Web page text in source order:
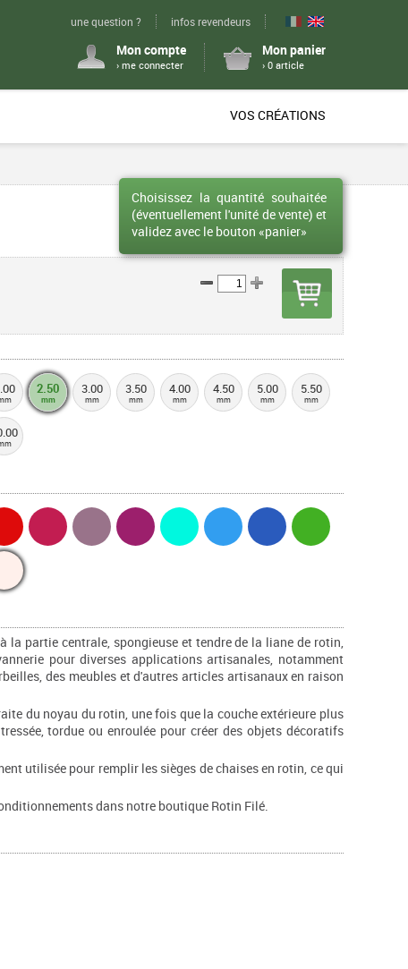
Mon compte
› me connecter
Mon panier
› 0 article
une question ? infos revendeurs
VOS CRÉATIONS
2.50
mm
3.00
mm
3.50
mm
4.00
mm
4.50
mm
5.00
mm
5.50
mm
la partie centrale, spongieuse et tendre de la liane de rotin,
pour diverses applications artisanales, notamment
des meubles et d'autres articles artisanaux en raison
du noyau du rotin, une fois que la couche extérieure plus
tordue ou enroulée pour créer des objets décoratifs
utilisée pour remplir les sièges de chaises en rotin, ce qui
dans notre boutique Rotin Filé.
Choisissez la quantité souhaitée
(éventuellement l'unité de vente) et
validez avec le bouton «panier»